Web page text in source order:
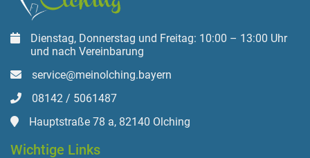
Dienstag, Donnerstag und Freitag: 10:00 – 13:00 Uhr
und nach Vereinbarung
service@meinolching.bayern
08142 / 5061487
Hauptstraße 78 a, 82140 Olching
Wichtige Links